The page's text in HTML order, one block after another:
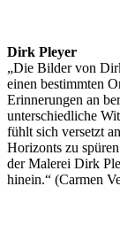
Dirk Pleyer
„Die Bilder von
einen bestimmten
Erinnerungen an
unterschiedliche
fühlt sich versetzt
Horizonts zu
der Malerei Dirk
hinein.“ (Carmen